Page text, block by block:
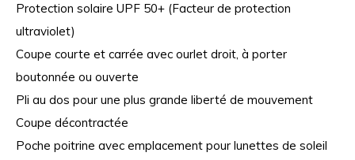
Protection solaire UPF 50+ (Facteur de protection
ultraviolet)
Coupe courte et carrée avec ourlet droit, à porter
boutonnée ou ouverte
Pli au dos pour une plus grande liberté de mouvement
Coupe décontractée
Poche poitrine avec emplacement pour lunettes de soleil